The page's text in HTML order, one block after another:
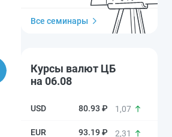
Все семинары
Курсы валют ЦБ
на 06.08
80.93 ₽ 1,07
93.19 ₽ 2,31